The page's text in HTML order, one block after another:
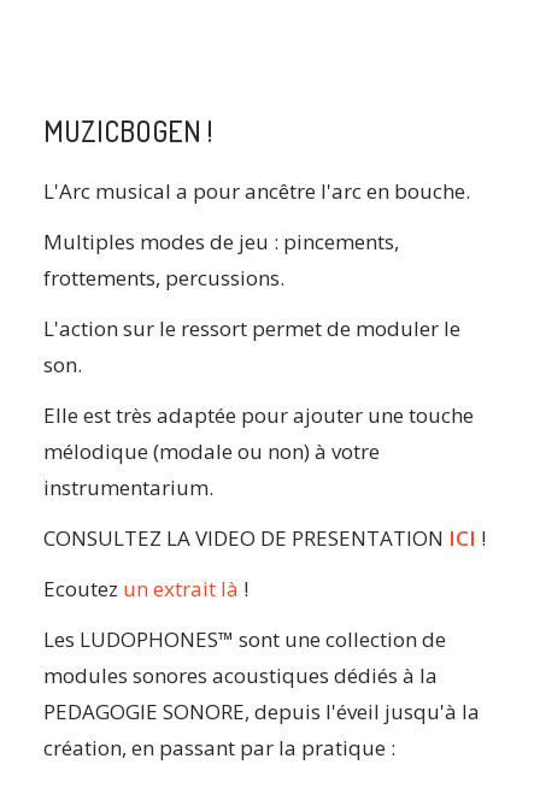
MUZICBOGEN !
L'Arc musical a pour ancêtre l'arc en bouche.
Multiples modes de jeu : pincements,
frottements, percussions.
L'action sur le ressort permet de moduler le
son.
Elle est très adaptée pour ajouter une touche
mélodique (modale ou non) à votre
instrumentarium.
CONSULTEZ LA VIDEO DE PRESENTATION ICI !
Ecoutez un extrait là !
Les LUDOPHONES™ sont une collection de
modules sonores acoustiques dédiés à la
PEDAGOGIE SONORE, depuis l'éveil jusqu'à la
création, en passant par la pratique :